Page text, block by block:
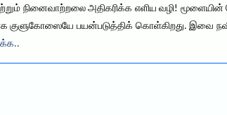
நினைவாற்றலை அதிகரிக்க எளிய வழி!
குளுகோஸையே பயன்படுத்திக் கொள்கிறது. இவை